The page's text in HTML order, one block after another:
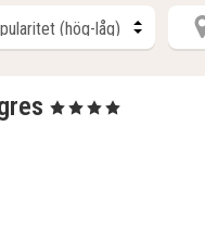
1
, 4 Stjärnor